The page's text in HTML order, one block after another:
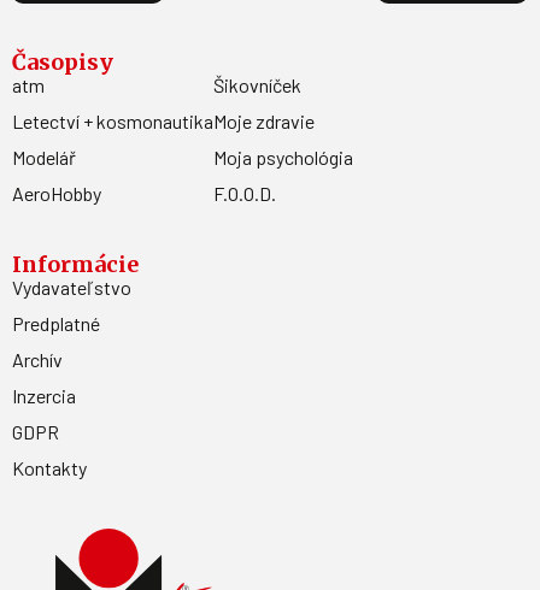
Časopisy
atm
Letectví + kosmonautika
Modelář
AeroHobby
Šikovníček
Moje zdravie
Moja psychológia
F.O.O.D.
Informácie
Vydavateľstvo
Predplatné
Archív
Inzercia
GDPR
Kontakty